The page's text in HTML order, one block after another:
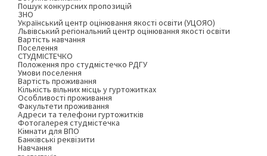
Пошук конкурсних пропозицій
ЗНО
Український центр оцінювання якості освіти (УЦОЯО)
Львівський регіональний центр оцінювання якості освіти
Вартість навчання
Поселення
СТУДМІСТЕЧКО
Положення про студмістечко РДГУ
Умови поселення
Вартість проживання
Кількість вільних місць у гуртожитках
Особливості проживання
Факультети проживання
Адреси та телефони гуртожитків
Фотогалерея студмістечка
Кімнати для ВПО
Банківські реквізити
Навчання